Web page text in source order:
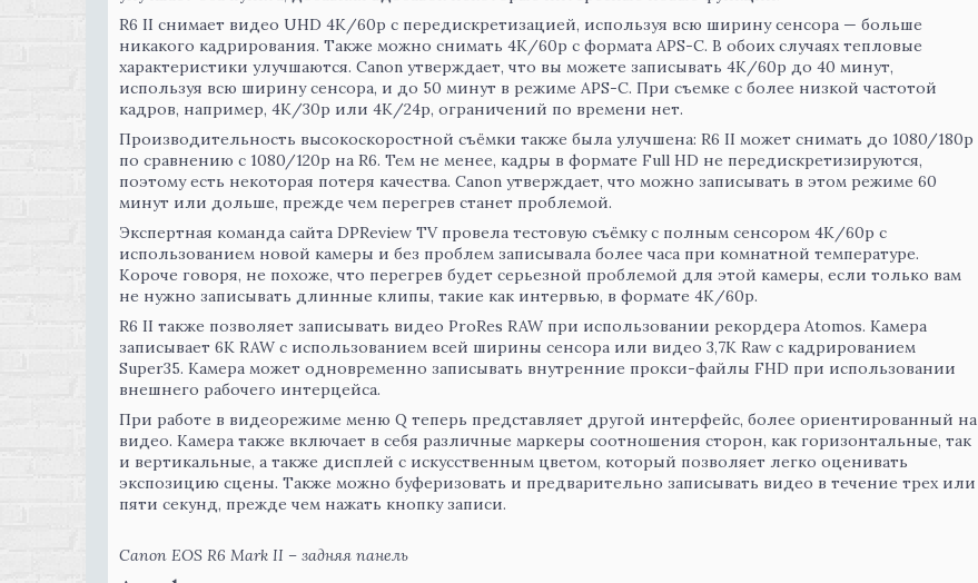
R6 II снимает видео UHD 4K/60p с передискретизацией, используя всю ширину сенсора — больше
никакого кадрирования. Также можно снимать 4K/60p с формата APS-C. В обоих случаях тепловые
характеристики улучшаются. Canon утверждает, что вы можете записывать 4K/60p до 40 минут,
используя всю ширину сенсора, и до 50 минут в режиме APS-C. При съемке с более низкой частотой
кадров, например, 4K/30p или 4K/24p, ограничений по времени нет.
Производительность высокоскоростной съёмки также была улучшена: R6 II может снимать до 1080/180p
по сравнению с 1080/120p на R6. Тем не менее, кадры в формате Full HD не передискретизируются,
поэтому есть некоторая потеря качества. Canon утверждает, что можно записывать в этом режиме 60
минут или дольше, прежде чем перегрев станет проблемой.
Экспертная команда сайта DPReview TV провела тестовую съёмку с полным сенсором 4K/60p с
использованием новой камеры и без проблем записывала более часа при комнатной температуре.
Короче говоря, не похоже, что перегрев будет серьезной проблемой для этой камеры, если только вам
не нужно записывать длинные клипы, такие как интервью, в формате 4K/60p.
R6 II также позволяет записывать видео ProRes RAW при использовании рекордера Atomos. Камера
записывает 6K RAW с использованием всей ширины сенсора или видео 3,7K Raw с кадрированием
Super35. Камера может одновременно записывать внутренние прокси-файлы FHD при использовании
внешнего рабочего интерцейса.
При работе в видеорежиме меню Q теперь представляет другой интерфейс, более ориентированный на
видео. Камера также включает в себя различные маркеры соотношения сторон, как горизонтальные, так
и вертикальные, а также дисплей с искусственным цветом, который позволяет легко оценивать
экспозицию сцены. Также можно буферизовать и предварительно записывать видео в течение трех или
пяти секунд, прежде чем нажать кнопку записи.
Canon EOS R6 Mark II – задняя панель